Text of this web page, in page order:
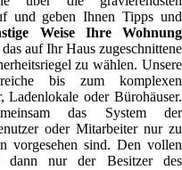
und geben Ihnen Tipps und
Weise Ihre Wohnung
auf Ihr Haus zugeschnittene
zu wählen. Unsere
bis zum komplexen
Ladenlokale oder Bürohäuser.
das System der
oder Mitarbeiter nur zu
vorgesehen sind. Den vollen
dann nur der Besitzer des